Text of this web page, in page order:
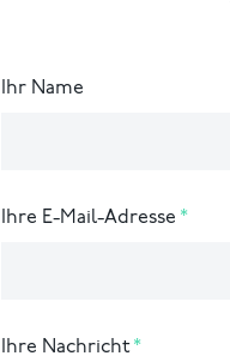
Ihr Name
Ihre E-Mail-Adresse
Ihre Nachricht